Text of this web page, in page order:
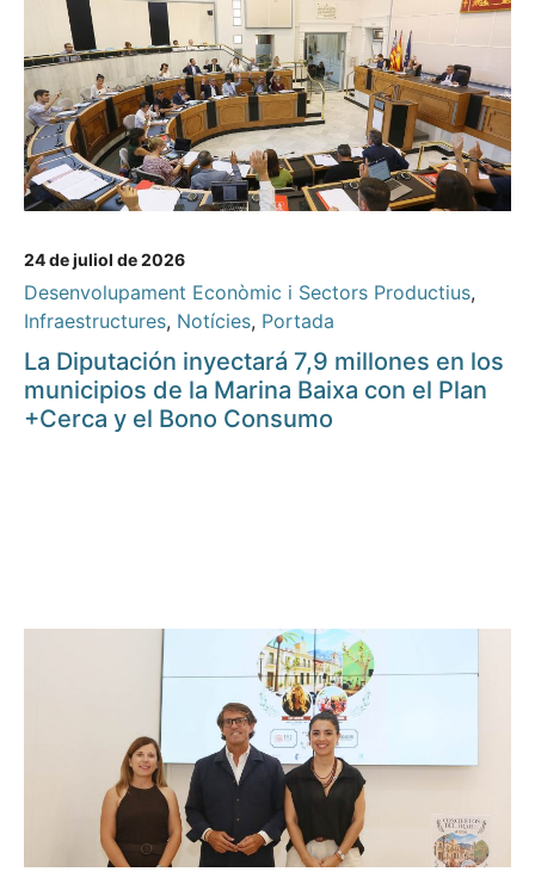
24 de juliol de 2026
Desenvolupament Econòmic i Sectors Productius,
Infraestructures, Notícies, Portada
La Diputación inyectará 7,9 millones en los
municipios de la Marina Baixa con el Plan
+Cerca y el Bono Consumo